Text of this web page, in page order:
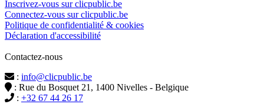
Inscrivez-vous sur clicpublic.be
Connectez-vous sur clicpublic.be
Politique de confidentialité & cookies
Déclaration d'accessibilité
Contactez-nous
: info@clicpublic.be
: Rue du Bosquet 21, 1400 Nivelles - Belgique
: +32 67 44 26 17